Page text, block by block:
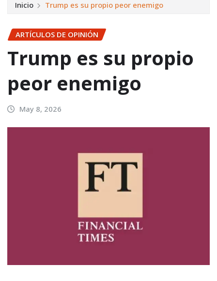
Inicio Trump es su propio peor enemigo
ARTÍCULOS DE OPINIÓN
Trump es su propio
peor enemigo
May 8, 2026